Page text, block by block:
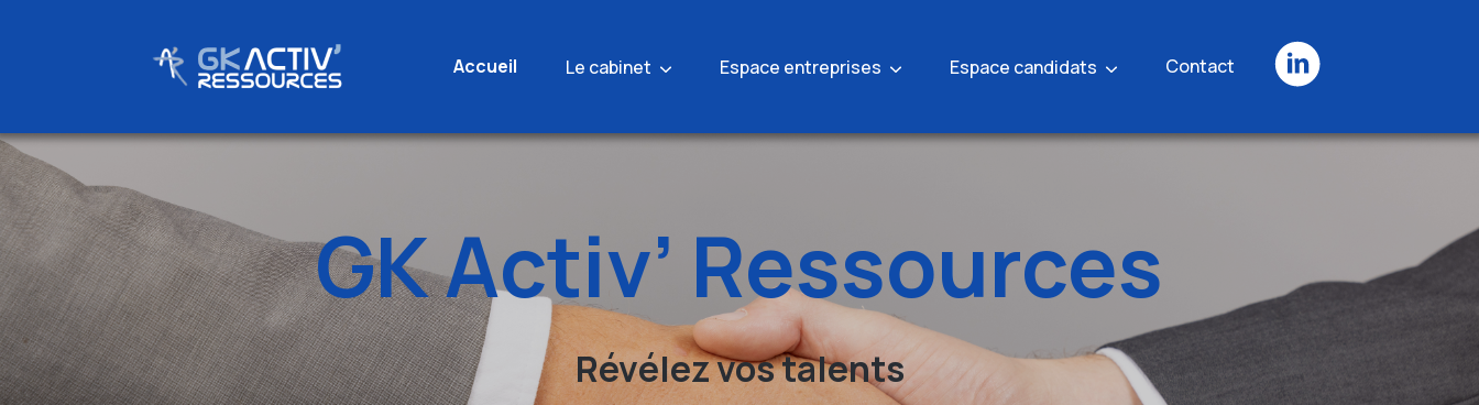
content
Accueil Le cabinet Espace entreprises Espace candidats Contact
GK Activ’ Ressources
Révélez vos talents